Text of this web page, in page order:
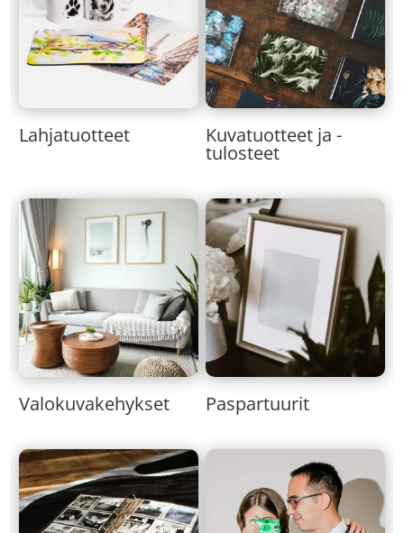
Lahjatuotteet Kuvatuotteet ja -
tulosteet
Valokuvakehykset Paspartuurit